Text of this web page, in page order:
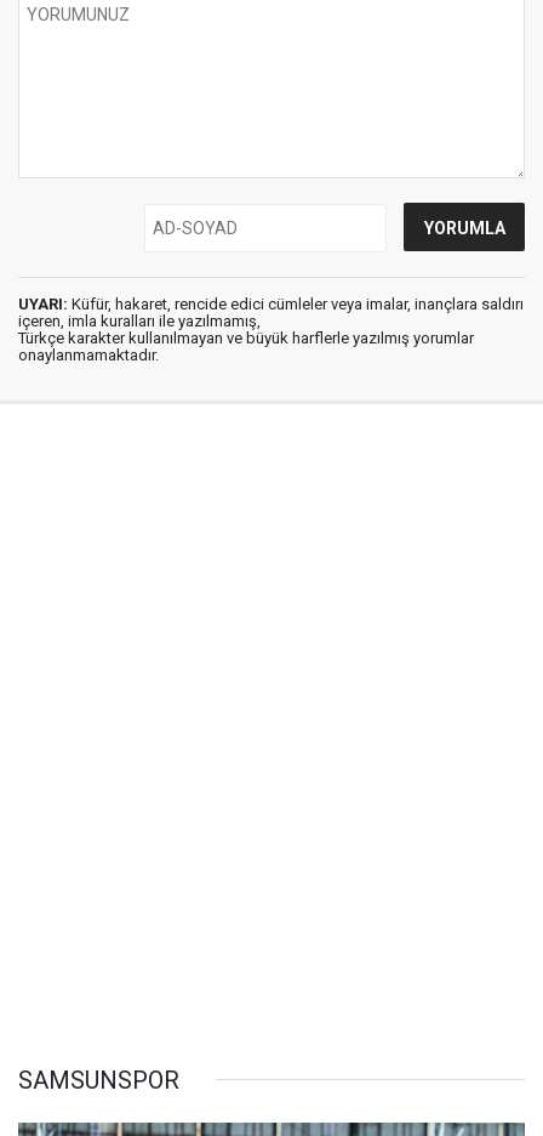
UYARI: Küfür, hakaret, rencide edici cümleler veya imalar, inançlara saldırı
içeren, imla kuralları ile yazılmamış,
Türkçe karakter kullanılmayan ve büyük harflerle yazılmış yorumlar
onaylanmamaktadır.
SAMSUNSPOR